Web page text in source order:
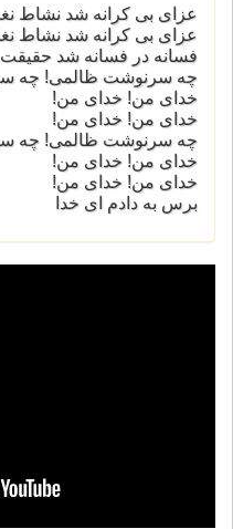
عزای بی کرانه شد نشاط
عزای بی کرانه شد نشاط
فسانه در فسانه شد
چه سرنوشت ظالمی! چه
خدای من! خدای من!
خدای من! خدای من!
چه سرنوشت ظالمی! چه
خدای من! خدای من!
خدای من! خدای من!
برس به دادم ای خدا